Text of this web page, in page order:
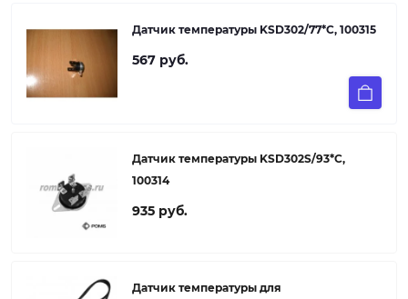
Датчик температуры KSD302/77*С, 100315
567 руб.
Датчик температуры KSD302S/93*C,
100314
935 руб.
Датчик температуры для